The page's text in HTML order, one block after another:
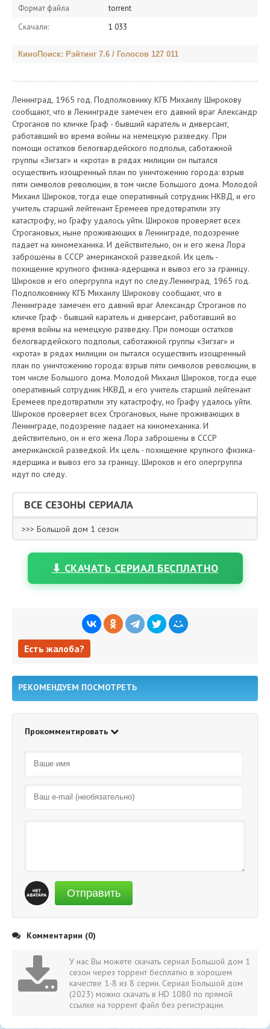
Формат файла
torrent
Скачали:
1 033
КиноПоиск: Рэйтинг 7.6 / Голосов 127 011
Ленинград, 1965 год. Подполковнику КГБ Михаилу Широкову
сообщают, что в Ленинграде замечен его давний враг Александр
Строганов по кличке Граф - бывший каратель и диверсант,
работавший во время войны на немецкую разведку. При
помощи остатков белогвардейского подполья, саботажной
группы «Зигзаг» и «крота» в рядах милиции он пытался
осуществить изощренный план по уничтожению города: взрыв
пяти символов революции, в том числе Большого дома. Молодой
Михаил Широков, тогда еще оперативный сотрудник НКВД, и его
учитель старший лейтенант Еремеев предотвратили эту
катастрофу, но Графу удалось уйти. Широков проверяет всех
Строгановых, ныне проживающих в Ленинграде, подозрение
падает на киномеханика. И действительно, он и его жена Лора
заброшены в СССР американской разведкой. Их цель -
похищение крупного физика-ядерщика и вывоз его за границу.
Широков и его опергруппа идут по следу.Ленинград, 1965 год.
Подполковнику КГБ Михаилу Широкову сообщают, что в
Ленинграде замечен его давний враг Александр Строганов по
кличке Граф - бывший каратель и диверсант, работавший во
время войны на немецкую разведку. При помощи остатков
белогвардейского подполья, саботажной группы «Зигзаг» и
«крота» в рядах милиции он пытался осуществить изощренный
план по уничтожению города: взрыв пяти символов революции, в
том числе Большого дома. Молодой Михаил Широков, тогда еще
оперативный сотрудник НКВД, и его учитель старший лейтенант
Еремеев предотвратили эту катастрофу, но Графу удалось уйти.
Широков проверяет всех Строгановых, ныне проживающих в
Ленинграде, подозрение падает на киномеханика. И
действительно, он и его жена Лора заброшены в СССР
американской разведкой. Их цель - похищение крупного физика-
ядерщика и вывоз его за границу. Широков и его опергруппа
идут по следу.
ВСЕ СЕЗОНЫ СЕРИАЛА
>>> Большой дом 1 сезон
⬇ СКАЧАТЬ СЕРИАЛ БЕСПЛАТНО
Есть жалоба?
РЕКОМЕНДУЕМ ПОСМОТРЕТЬ
Прокомментировать
Отправить
Комментарии (0)
У нас Вы можете скачать сериал Большой дом 1
сезон через торрент бесплатно в хорошем
качестве 1-8 из 8 серии. Сериал Большой дом
(2023) можно скачать в HD 1080 по прямой
ссылке на торрент файл без регистрации.